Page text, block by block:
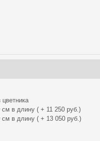
цветника
см в длину ( + 11 250 руб.)
см в длину ( + 13 050 руб.)